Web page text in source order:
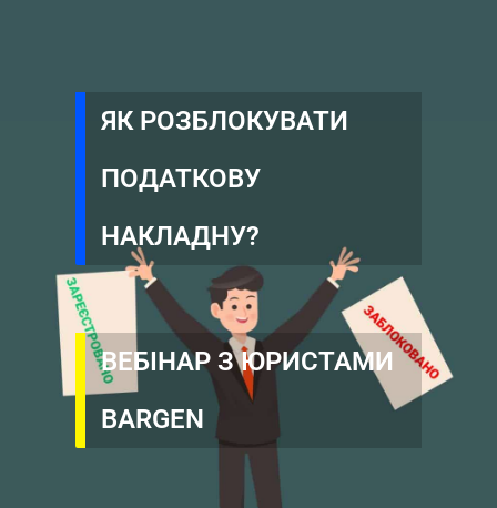
ЯК РОЗБЛОКУВАТИ
ПОДАТКОВУ
НАКЛАДНУ?
ВЕБІНАР З ЮРИСТАМИ
BARGEN